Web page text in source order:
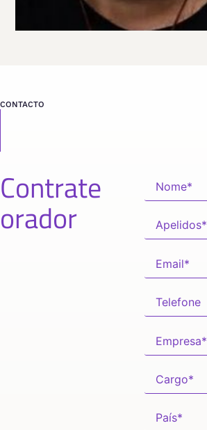
CONTACTO
Contrate
orador